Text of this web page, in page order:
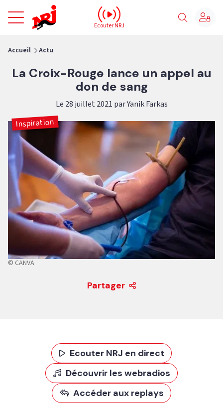
NRJ - Accueil
Ecouter NRJ
Accueil Actu
La Croix-Rouge lance un appel au
don de sang
Le 28 juillet 2021 par Yanik Farkas
Inspiration
© CANVA
Partager
Ecouter NRJ en direct
Découvrir les webradios
Accéder aux replays